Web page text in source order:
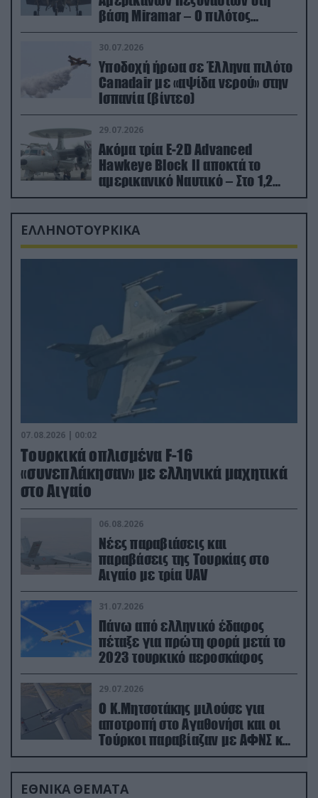
βάση Miramar – Ο πιλότος
εκτινάχθηκε εγκαίρως
30.07.2026
Υποδοχή ήρωα σε Έλληνα πιλότο
Canadair με «αψίδα νερού» στην
Ισπανία (βίντεο)
29.07.2026
Ακόμα τρία E-2D Advanced
Hawkeye Block II αποκτά το
αμερικανικό Ναυτικό – Στο 1,2
δισ.δολάρια το κόστος
ΕΛΛΗΝΟΤΟΥΡΚΙΚΑ
07.08.2026 | 00:02
Τουρκικά οπλισμένα F-16
«συνεπλάκησαν» με ελληνικά μαχητικά
στο Αιγαίο
06.08.2026
Νέες παραβιάσεις και
παραβάσεις της Τουρκίας στο
Αιγαίο με τρία UAV
31.07.2026
Πάνω από ελληνικό έδαφος
πέταξε για πρώτη φορά μετά το
2023 τουρκικό αεροσκάφος
29.07.2026
Ο Κ.Μητσοτάκης μιλούσε για
αποτροπή στο Αγαθονήσι και οι
Τούρκοι παραβίαζαν με ΑΦΝΣ και
drone
ΕΘΝΙΚΑ ΘΕΜΑΤΑ